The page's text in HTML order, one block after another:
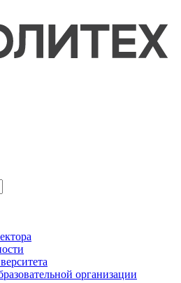
организации